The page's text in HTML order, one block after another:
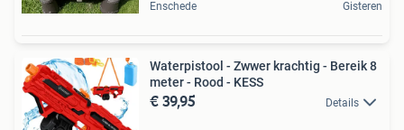
Enschede Gisteren
Waterpistool - Zwwer krachtig - Bereik 8
meter - Rood - KESS
€ 39,95 Details